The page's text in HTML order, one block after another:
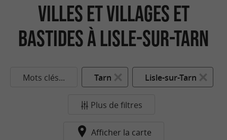
Villes et Villages et
bastides à Lisle-sur-Tarn
Mots clés... Tarn Lisle-sur-Tarn
Plus de filtres
Afficher la carte